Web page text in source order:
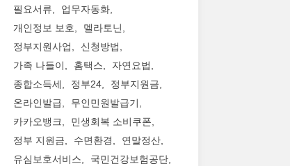
필요서류
업무자동화
개인정보 보호
멜라토닌
정부지원사업
신청방법
가족 나들이
홈택스
자연요법
종합소득세
정부24
정부지원금
온라인발급
무인민원발급기
카카오뱅크
민생회복 소비쿠폰
정부 지원금
수면환경
연말정산
유심보호서비스
국민건강보험공단